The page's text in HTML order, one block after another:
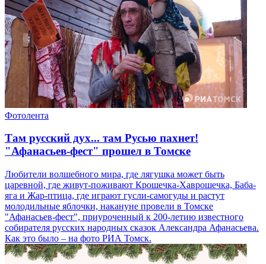
Фотолента
Там русский дух... там Русью пахнет!
"Афанасьев-фест" прошел в Томске
Любители волшебного мира, где лягушка может быть
царевной, где живут-поживают Крошечка-Хаврошечка, Баба-
яга и Жар-птица, где играют гусли-самогуды и растут
молодильные яблочки, накануне провели в Томске
"Афанасьев-фест", приуроченный к 200-летию известного
собирателя русских народных сказок Александра Афанасьева.
Как это было – на фото РИА Томск.